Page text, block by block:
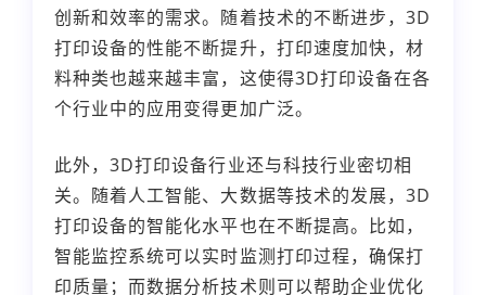
创新和效率的需求。随着技术的不断进步，3D
打印设备的性能不断提升，打印速度加快，材
料种类也越来越丰富，这使得3D打印设备在各
个行业中的应用变得更加广泛。
此外，3D打印设备行业还与科技行业密切相
关。随着人工智能、大数据等技术的发展，3D
打印设备的智能化水平也在不断提高。比如，
智能监控系统可以实时监测打印过程，确保打
印质量；而数据分析技术则可以帮助企业优化